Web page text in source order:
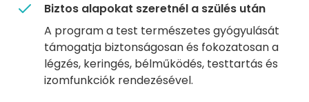
Biztos alapokat szeretnél a szülés után
A program a test természetes gyógyulását
támogatja biztonságosan és fokozatosan a
légzés, keringés, bélműködés, testtartás és
izomfunkciók rendezésével.